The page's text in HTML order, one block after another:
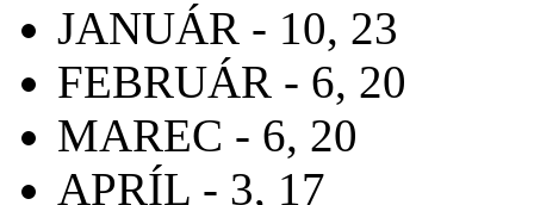
JANUÁR - 10, 23
FEBRUÁR - 6, 20
MAREC - 6, 20
APRÍL - 3, 17